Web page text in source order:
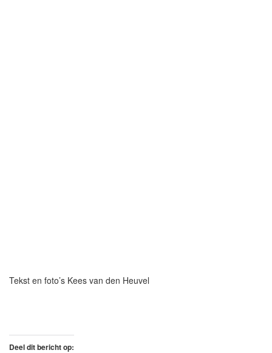
Tekst en foto’s Kees van den Heuvel
Deel dit bericht op: